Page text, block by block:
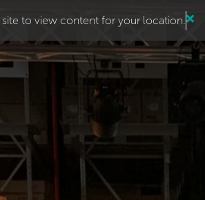
to view content for your location.